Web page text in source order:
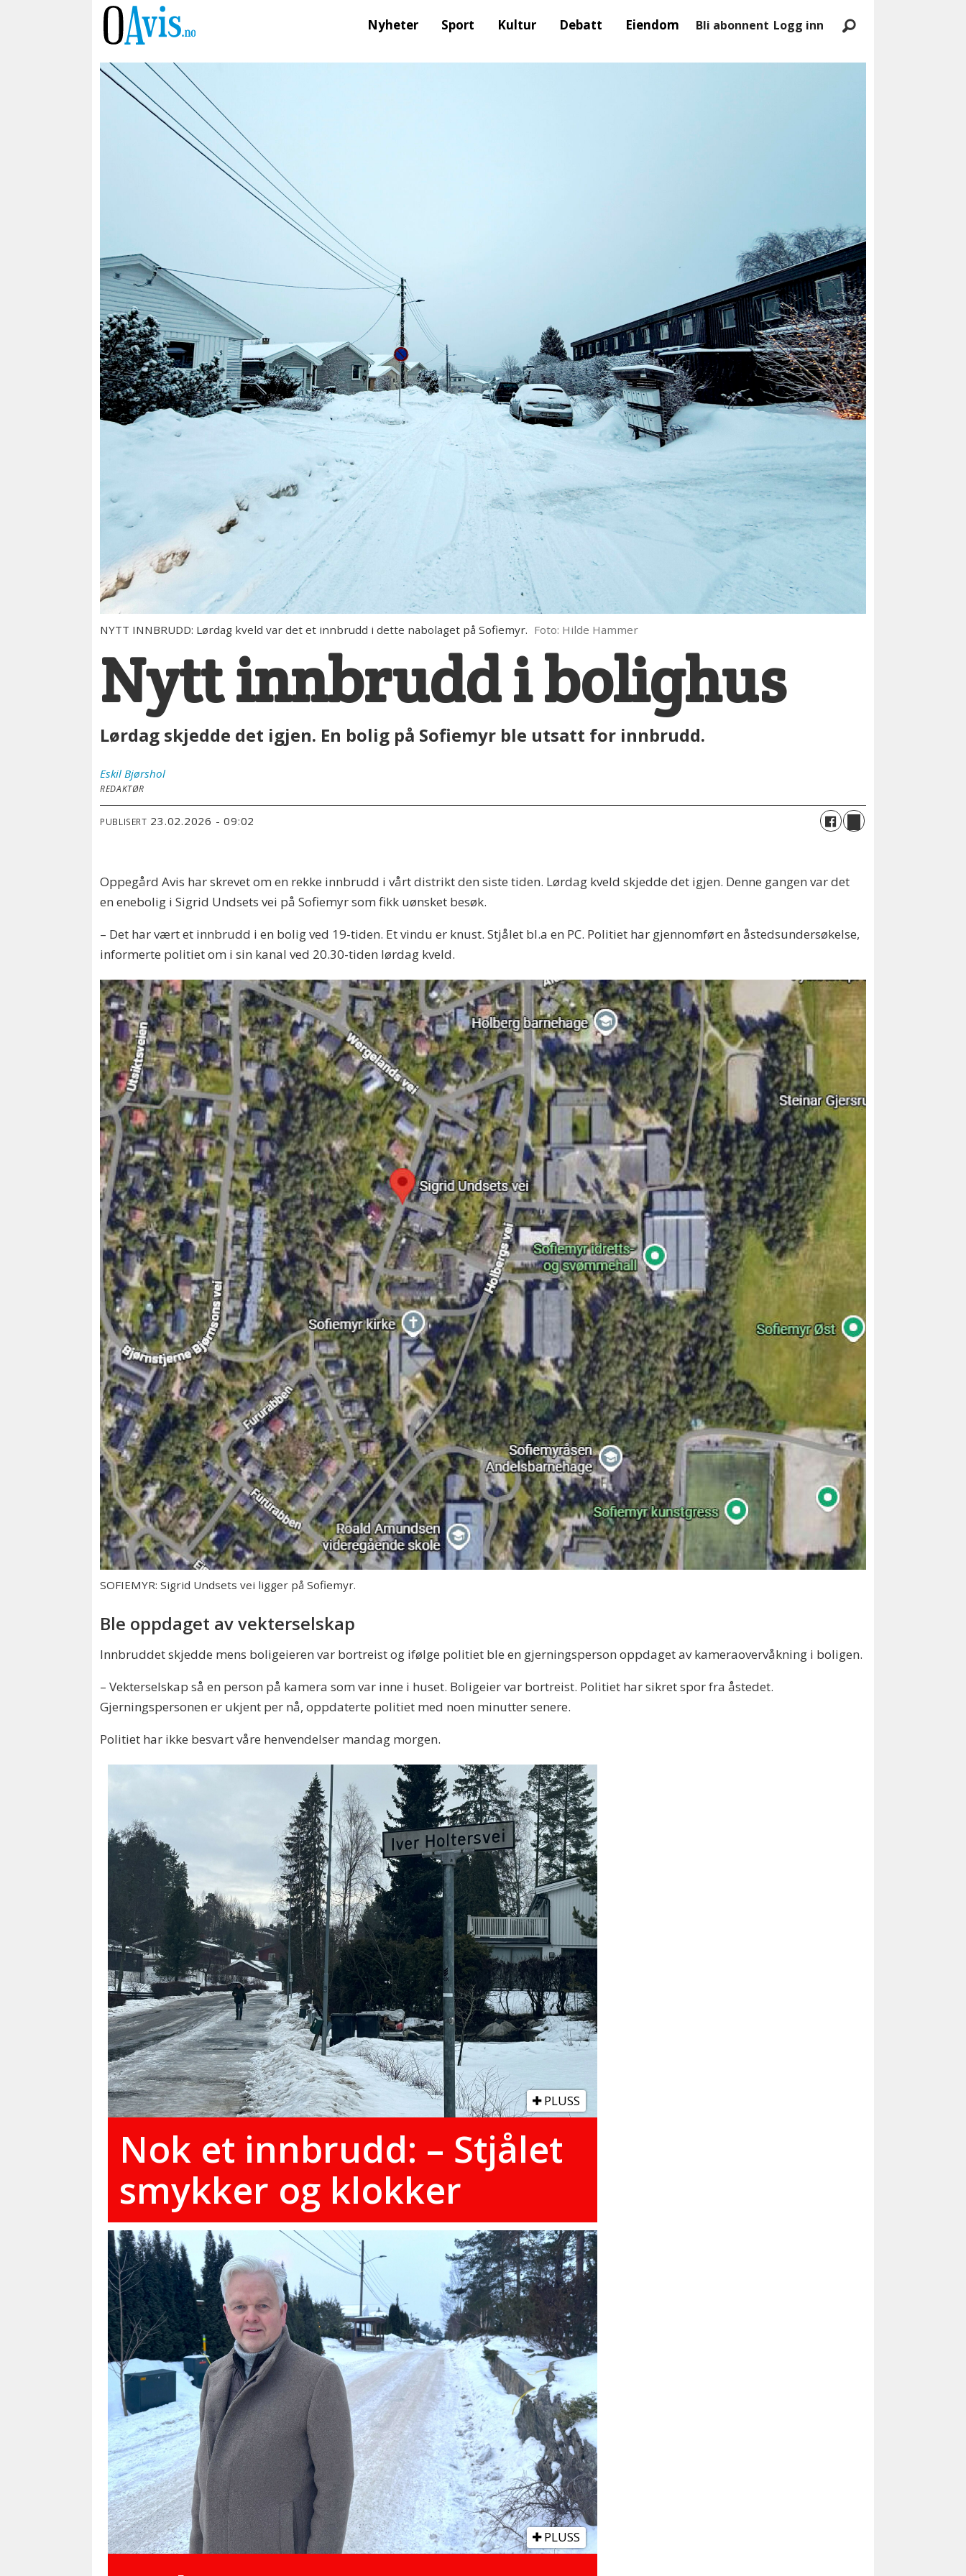
Nyheter Sport Kultur Debatt Eiendom Bli abonnent Logg inn
NYTT INNBRUDD: Lørdag kveld var det et innbrudd i dette nabolaget på Sofiemyr. Foto: Hilde Hammer
Nytt innbrudd i bolighus
Lørdag skjedde det igjen. En bolig på Sofiemyr ble utsatt for innbrudd.
Eskil Bjørshol
REDAKTØR
PUBLISERT 23.02.2026 - 09:02
Oppegård Avis har skrevet om en rekke innbrudd i vårt distrikt den siste tiden. Lørdag kveld skjedde det igjen. Denne gangen var det
en enebolig i Sigrid Undsets vei på Sofiemyr som fikk uønsket besøk.
– Det har vært et innbrudd i en bolig ved 19-tiden. Et vindu er knust. Stjålet bl.a en PC. Politiet har gjennomført en åstedsundersøkelse,
informerte politiet om i sin kanal ved 20.30-tiden lørdag kveld.
SOFIEMYR: Sigrid Undsets vei ligger på Sofiemyr.
Ble oppdaget av vekterselskap
Innbruddet skjedde mens boligeieren var bortreist og ifølge politiet ble en gjerningsperson oppdaget av kameraovervåkning i boligen.
– Vekterselskap så en person på kamera som var inne i huset. Boligeier var bortreist. Politiet har sikret spor fra åstedet.
Gjerningspersonen er ukjent per nå, oppdaterte politiet med noen minutter senere.
Politiet har ikke besvart våre henvendelser mandag morgen.
PLUSS
Nok et innbrudd: – Stjålet
smykker og klokker
PLUSS